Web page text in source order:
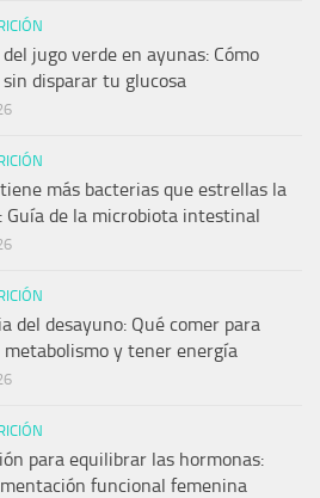
jugo verde en ayunas: Cómo
disparar tu glucosa
más bacterias que estrellas la
Guía de la microbiota intestinal
del desayuno: Qué comer para
metabolismo y tener energía
para equilibrar las hormonas:
funcional femenina